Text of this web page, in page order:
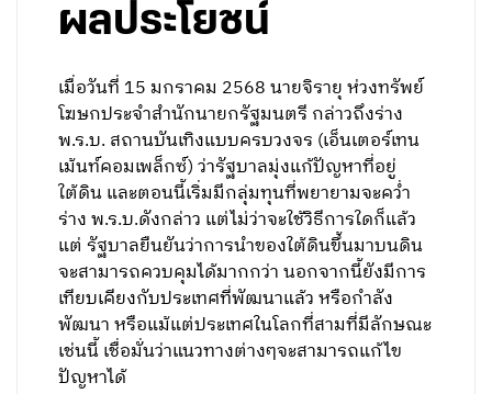
ผลประโยชน์
เมื่อวันที่ 15 มกราคม 2568 นายจิรายุ ห่วงทรัพย์
โฆษกประจำสำนักนายกรัฐมนตรี กล่าวถึงร่าง
พ.ร.บ. สถานบันเทิงแบบครบวงจร (เอ็นเตอร์เทน
เม้นท์คอมเพล็กซ์) ว่ารัฐบาลมุ่งแก้ปัญหาที่อยู่
ใต้ดิน และตอนนี้เริ่มมีกลุ่มทุนที่พยายามจะคว่ำ
ร่าง พ.ร.บ.ดังกล่าว แต่ไม่ว่าจะใช้วิธีการใดก็แล้ว
แต่ รัฐบาลยืนยันว่าการนำของใต้ดินขึ้นมาบนดิน
จะสามารถควบคุมได้มากกว่า นอกจากนี้ยังมีการ
เทียบเคียงกับประเทศที่พัฒนาแล้ว หรือกำลัง
พัฒนา หรือแม้แต่ประเทศในโลกที่สามที่มีลักษณะ
เช่นนี้ เชื่อมั่นว่าแนวทางต่างๆจะสามารถแก้ไข
ปัญหาได้